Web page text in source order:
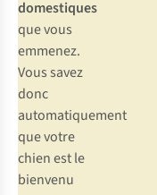
domestiques
que vous
emmenez.
Vous savez
donc
automatiquement
que votre
chien est le
bienvenu